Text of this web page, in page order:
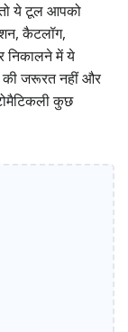
तो ये टूल आपको
कैटलॉग,
निकालने में ये
की जरूरत नहीं और
कुछ